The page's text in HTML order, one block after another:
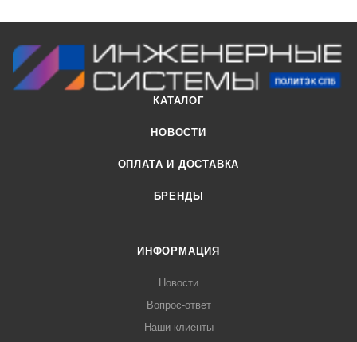
КАТАЛОГ
НОВОСТИ
ОПЛАТА И ДОСТАВКА
БРЕНДЫ
ИНФОРМАЦИЯ
Новости
Вопрос-ответ
Наши клиенты